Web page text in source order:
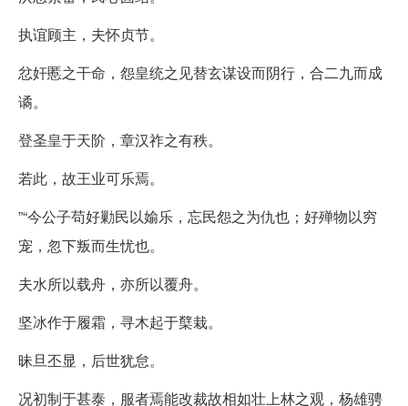
执谊顾主，夫怀贞节。
忿奸慝之干命，怨皇统之见替玄谋设而阴行，合二九而成
谲。
登圣皇于天阶，章汉祚之有秩。
若此，故王业可乐焉。
”“今公子苟好勦民以媮乐，忘民怨之为仇也；好殚物以穷
宠，忽下叛而生忧也。
夫水所以载舟，亦所以覆舟。
坚冰作于履霜，寻木起于櫱栽。
昧旦丕显，后世犹怠。
况初制于甚泰，服者焉能改裁故相如壮上林之观，杨雄骋